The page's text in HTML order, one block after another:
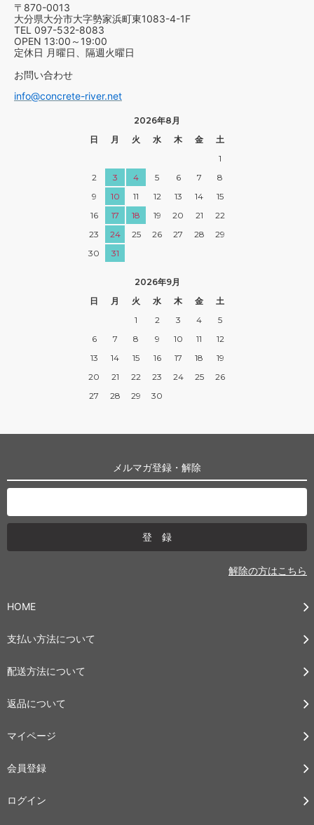
〒870-0013
大分県大分市大字勢家浜町東1083-4-1F
TEL 097-532-8083
OPEN 13:00～19:00
定休日 月曜日、隔週火曜日
お問い合わせ
info@concrete-river.net
2026年8月
日
月 火 水 木 金
土
1
2
3 4 5 6 7
8
9
10 11 12 13 14
15
16
17 18 19 20 21
22
23
24 25 26 27 28
29
30
31
2026年9月
日
月 火 水 木 金
土
1
2 3 4
5
6
7 8 9 10 11
12
13
14 15 16 17 18
19
20
21 22 23 24 25
26
27
28 29 30
メルマガ登録・解除
解除の方はこちら
HOME
支払い方法について
配送方法について
返品について
マイページ
会員登録
ログイン